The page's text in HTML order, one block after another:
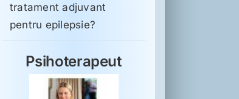
tratament adjuvant
pentru epilepsie?
Psihoterapeut